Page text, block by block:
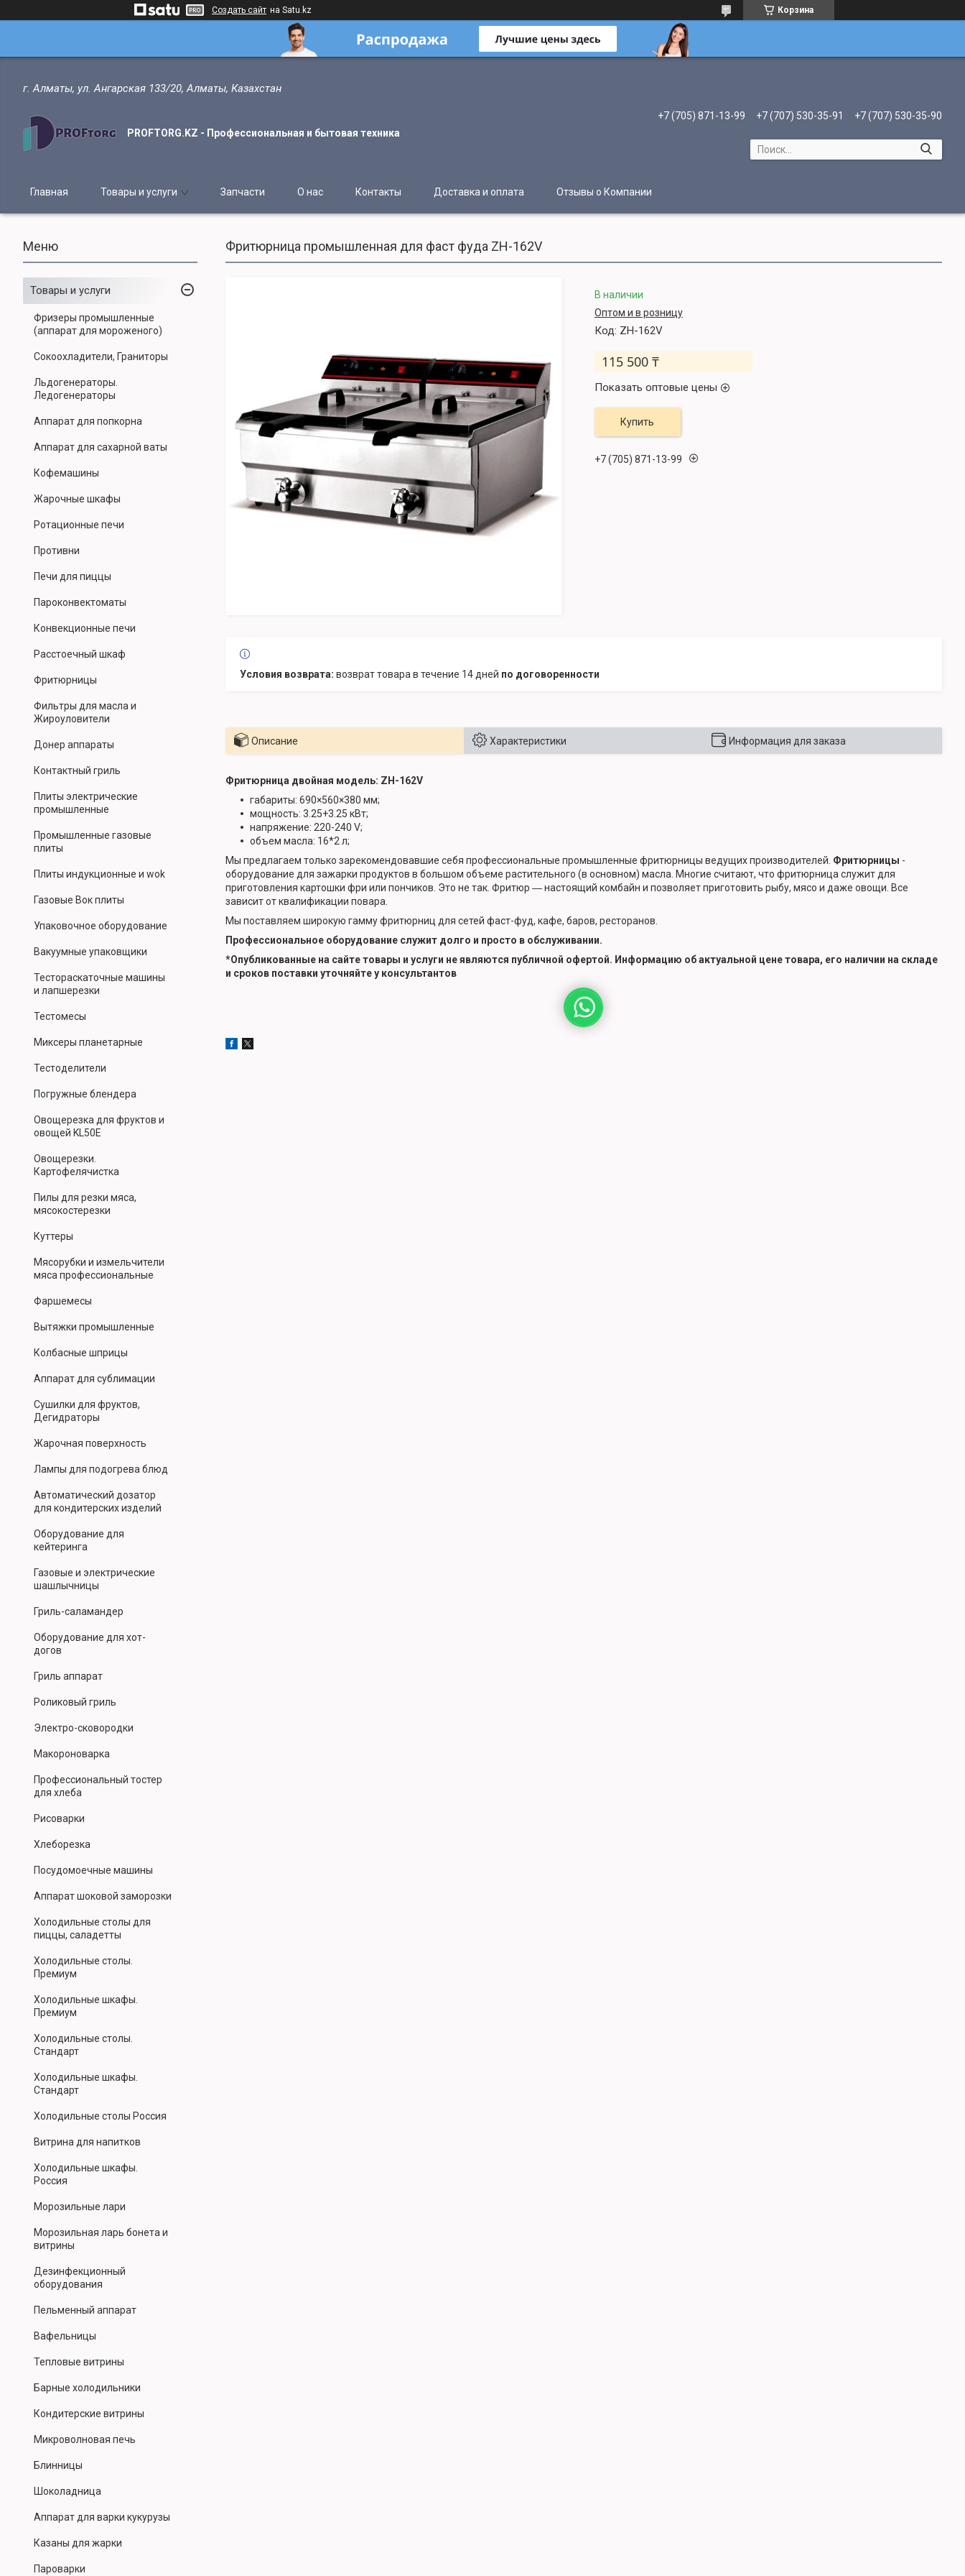
Создать сайт на Satu.kz Корзина
г. Алматы, ул. Ангарская 133/20, Алматы, Казахстан
PROFTORG.KZ - Профессиональная и бытовая техника
+7 (705) 871-13-99 +7 (707) 530-35-91 +7 (707) 530-35-90
Главная Товары и услуги Запчасти О нас Контакты Доставка и оплата Отзывы о Компании
Товары и услуги
Фризеры промышленные
(аппарат для мороженого)
Сокоохладители, Граниторы
Льдогенераторы.
Ледогенераторы
Аппарат для попкорна
Аппарат для сахарной ваты
Кофемашины
Жарочные шкафы
Ротационные печи
Противни
Печи для пиццы
Пароконвектоматы
Конвекционные печи
Расстоечный шкаф
Фритюрницы
Фильтры для масла и
Жироуловители
Донер аппараты
Контактный гриль
Плиты электрические
промышленные
Промышленные газовые
плиты
Плиты индукционные и wok
Газовые Вок плиты
Упаковочное оборудование
Вакуумные упаковщики
Тестораскаточные машины
и лапшерезки
Тестомесы
Миксеры планетарные
Тестоделители
Погружные блендера
Овощерезка для фруктов и
овощей KL50E
Овощерезки.
Картофелячистка
Пилы для резки мяса,
мясокостерезки
Куттеры
Мясорубки и измельчители
мяса профессиональные
Фаршемесы
Вытяжки промышленные
Колбасные шприцы
Аппарат для сублимации
Сушилки для фруктов,
Дегидраторы
Жарочная поверхность
Лампы для подогрева блюд
Автоматический дозатор
для кондитерских изделий
Оборудование для
кейтеринга
Газовые и электрические
шашлычницы
Гриль-саламандер
Оборудование для хот-
догов
Гриль аппарат
Роликовый гриль
Электро-сковородки
Макороноварка
Профессиональный тостер
для хлеба
Рисоварки
Хлеборезка
Посудомоечные машины
Аппарат шоковой заморозки
Холодильные столы для
пиццы, саладетты
Холодильные столы.
Премиум
Холодильные шкафы.
Премиум
Холодильные столы.
Стандарт
Холодильные шкафы.
Стандарт
Холодильные столы Россия
Витрина для напитков
Холодильные шкафы.
Россия
Морозильные лари
Морозильная ларь бонета и
витрины
Дезинфекционный
оборудования
Пельменный аппарат
Вафельницы
Тепловые витрины
Барные холодильники
Кондитерские витрины
Микроволновая печь
Блинницы
Шоколадница
Аппарат для варки кукурузы
Казаны для жарки
Пароварки
Фритюрница промышленная для фаст фуда ZH-162V
В наличии
Оптом и в розницу
Код: ZH-162V
115 500 ₸
Показать оптовые цены
Купить
+7 (705) 871-13-99
возврат товара в течение 14 дней по договоренности
Описание Характеристики Информация для заказа
Фритюрница двойная модель: ZH-162V
габариты: 690×560×380 мм;
мощность: 3.25+3.25 кВт;
напряжение: 220-240 V;
объем масла: 16*2 л;
Мы предлагаем только зарекомендовавшие себя профессиональные промышленные фритюрницы ведущих производителей. Фритюрницы -
оборудование для зажарки продуктов в большом объеме растительного (в основном) масла. Многие считают, что фритюрница служит для
приготовления картошки фри или пончиков. Это не так. Фритюр ― настоящий комбайн и позволяет приготовить рыбу, мясо и даже овощи. Все
зависит от квалификации повара.
Мы поставляем широкую гамму фритюрниц для сетей фаст-фуд, кафе, баров, ресторанов.
Профессиональное оборудование служит долго и просто в обслуживании.
*Опубликованные на сайте товары и услуги не являются публичной офертой. Информацию об актуальной цене товара, его наличии на складе
и сроков поставки уточняйте у консультантов